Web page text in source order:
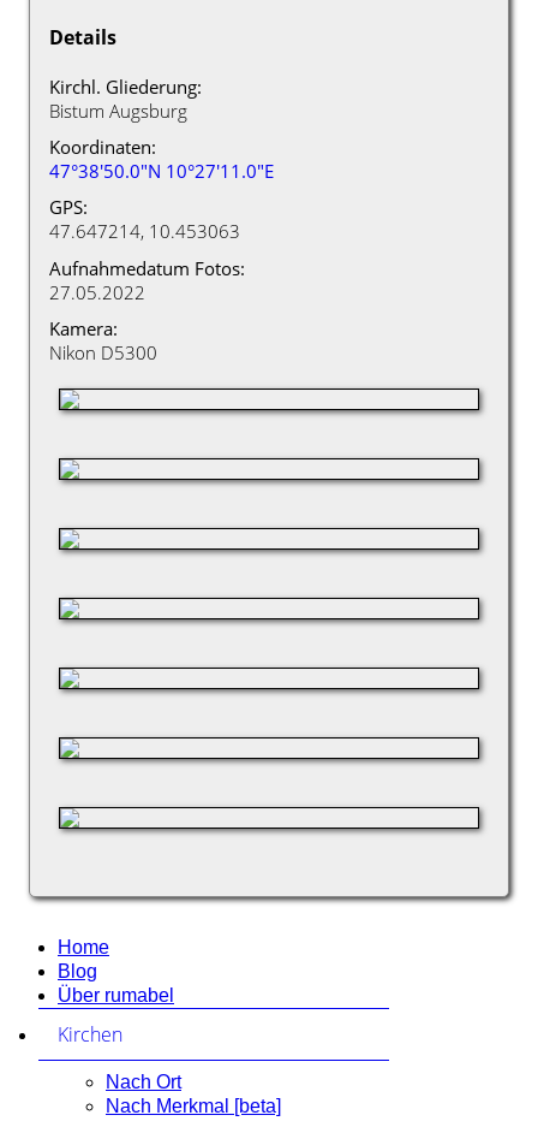
Details
Kirchl. Gliederung:
Bistum Augsburg
Koordinaten:
47°38'50.0"N 10°27'11.0"E
GPS:
47.647214, 10.453063
Aufnahmedatum Fotos:
27.05.2022
Kamera:
Nikon D5300
Home
Blog
Über rumabel
Kirchen
Nach Ort
Nach Merkmal [beta]